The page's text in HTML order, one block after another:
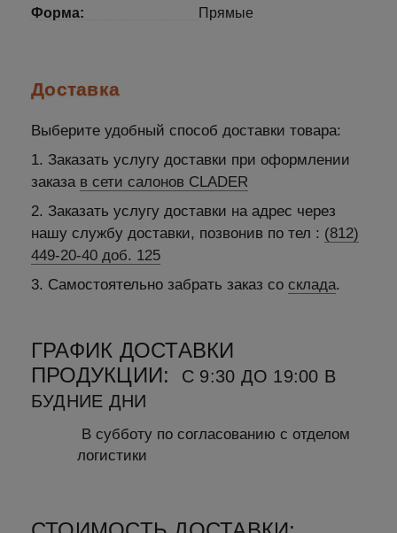
Форма: Прямые
Доставка
Выберите удобный способ доставки товара:
1. Заказать услугу доставки при оформлении
заказа в сети салонов CLADER
2. Заказать услугу доставки на адрес через
нашу службу доставки, позвонив по тел : (812)
449-20-40 доб. 125
3. Самостоятельно забрать заказ со склада.
ГРАФИК ДОСТАВКИ
ПРОДУКЦИИ:
С 9:30 ДО 19:00 В
БУДНИЕ ДНИ
В субботу по согласованию с отделом
логистики